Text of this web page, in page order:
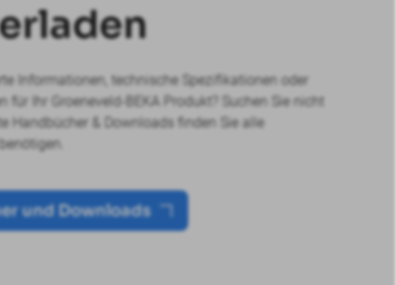
Informationen, technische Spezifikationen oder
für Ihr Groeneveld-BEKA Produkt? Suchen Sie nicht
Handbücher & Downloads finden Sie alle
und Downloads